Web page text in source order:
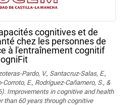
cognitives et de
chez les personnes de
à l'entraînement cognitif
Pardo, V., Santacruz-Salas, E.,
E., Rodríguez-Cañamero, S., &
Improvements in cognitive and health
than 60 years through cognitive